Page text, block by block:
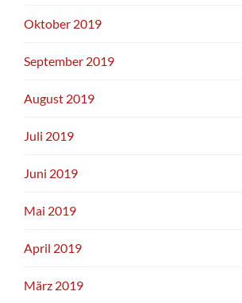
Oktober 2019
September 2019
August 2019
Juli 2019
Juni 2019
Mai 2019
April 2019
März 2019